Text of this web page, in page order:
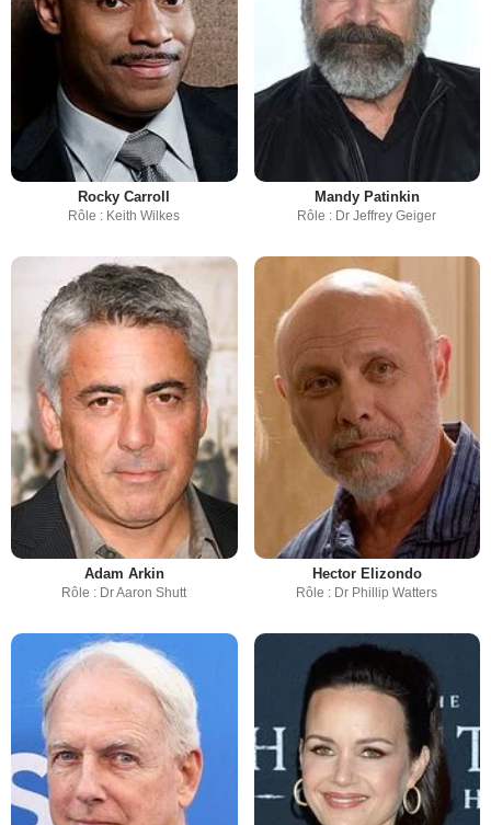
Rocky Carroll
Rôle : Keith Wilkes
Mandy Patinkin
Rôle : Dr Jeffrey Geiger
Adam Arkin
Rôle : Dr Aaron Shutt
Hector Elizondo
Rôle : Dr Phillip Watters